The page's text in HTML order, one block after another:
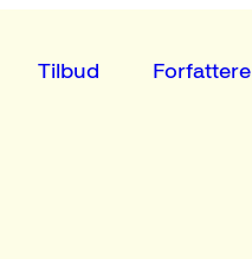
Tilbud Forfattere